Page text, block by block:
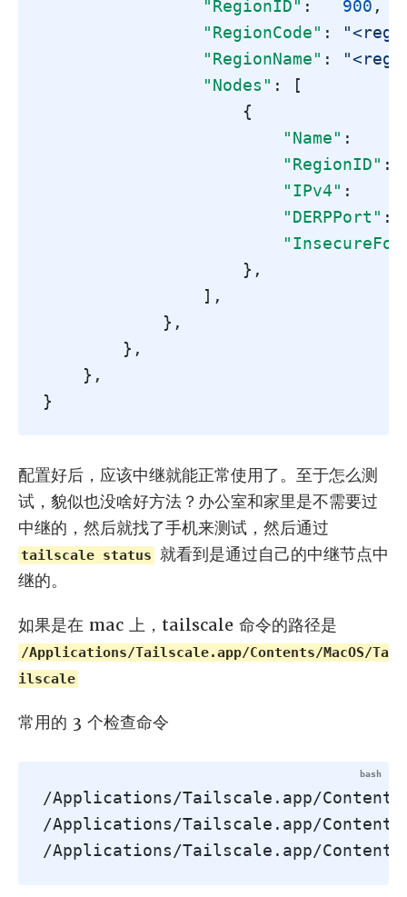
"RegionID" : 900 ,
"RegionCode" :
"RegionName" :
"Nodes" :
[
{
"Name" :
"RegionID" :
"IPv4" :
"DERPPort" :
},
],
},
},
},
}
配置好后，应该中继就能正常使用了。至于怎么测
试，貌似也没啥好方法？办公室和家里是不需要过
中继的，然后就找了手机来测试，然后通过
tailscale status 就看到是通过自己的中继节点中
继的。
如果是在 mac 上，tailscale 命令的路径是
/Applications/Tailscale.app/Contents/MacOS/Ta
ilscale
常用的 3 个检查命令